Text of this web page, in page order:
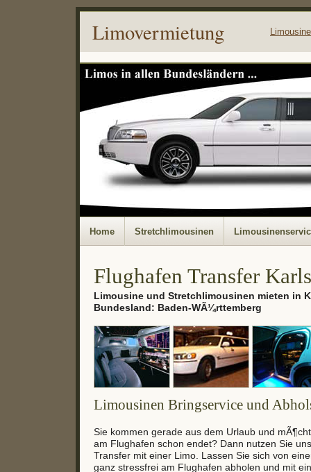
Limovermietung
Home Stretchlimousinen
Flughafen Transfer
Limousine und Stretchlimousinen mieten in
Bundesland: Baden-WÃ¼rttemberg
Limousinen Bringservice und
Sie kommen gerade aus dem Urlaub und
am Flughafen schon endet? Dann nutzen Sie
Transfer mit einer Limo. Lassen Sie sich von
ganz stressfrei am Flughafen abholen und mit